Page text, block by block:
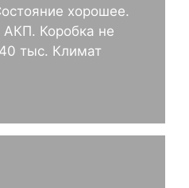
хорошее.
Коробка не
тыс. Климат